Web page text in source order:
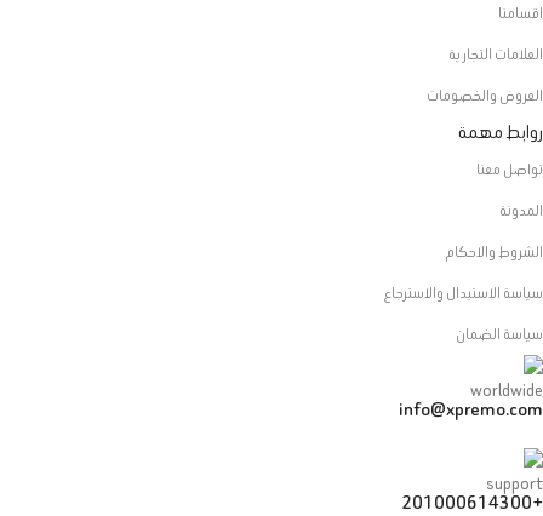
اقسامنا
العلامات التجارية
العروض والخصومات
روابط مهمة
تواصل معنا
المدونة
الشروط والاحكام
سياسة الاستبدال والاسترجاع
سياسة الضمان
info@xpremo.com
+201000614300